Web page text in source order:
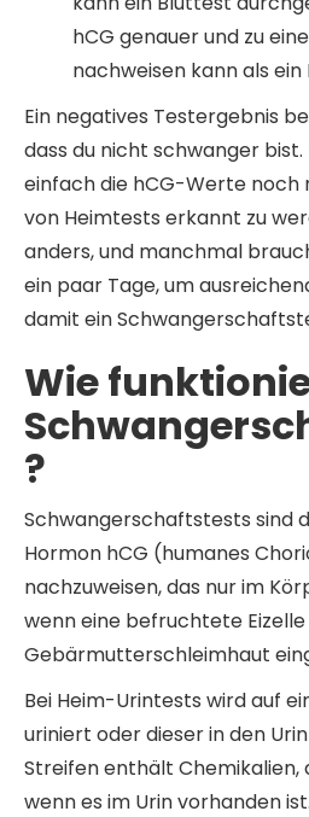
hCG genauer und zu
nachweisen kann als
Ein negatives Testergebnis
dass du nicht schwanger
einfach die hCG-Werte noch
von Heimtests erkannt zu
anders, und manchmal
ein paar Tage, um
damit ein
Wie
?
Schwangerschaftstests sind
Hormon hCG (humanes
nachzuweisen, das nur im
wenn eine befruchtete
Gebärmutterschleimhaut
Bei Heim-Urintests wird auf
uriniert oder dieser in den
Streifen enthält Chemikalien,
wenn es im Urin vorhanden